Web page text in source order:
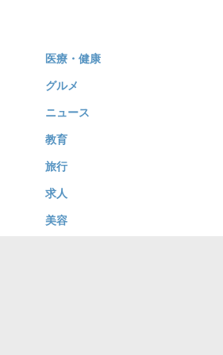
医療・健康
グルメ
ニュース
教育
旅行
求人
美容